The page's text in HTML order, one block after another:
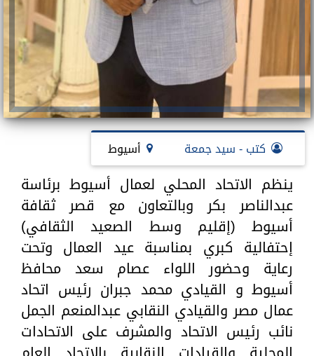
كتب - سيد جمعة أسيوط
ينظم الاتحاد المحلي لعمال أسيوط برئاسة
عبدالناصر بكر وبالتعاون مع قصر ثقافة
أسيوط (إقليم وسط الصعيد الثقافي)
إحتفالية كبري بمناسبة عيد العمال وتحت
رعاية وحضور اللواء عصام سعد محافظ
أسيوط و القيادي محمد جبران رئيس اتحاد
عمال مصر والقيادي النقابي عبدالمنعم الجمل
نائب رئيس الاتحاد والمشرف على الاتحادات